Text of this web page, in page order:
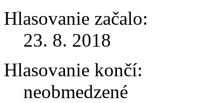
Hlasovanie začalo:
23. 8. 2018
Hlasovanie končí:
neobmedzené